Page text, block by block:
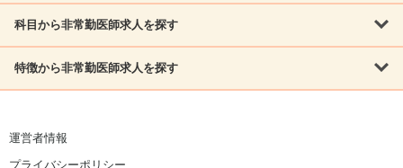
茨城県 栃木県 群馬県
神奈川県 山梨県
北信越
リウマチ科 外科 消化器外科
脳神経外科 乳腺外科 泌尿器科 整形外科 形成外科
施設長募集 年齢不問 外来のみ
北海道・東北
北海道 青森県 岩手県
科目から非常勤医師求人を探す
内科系
特徴から非常勤医師求人を探す
指定医取得可
運営者情報
プライバシーポリシー